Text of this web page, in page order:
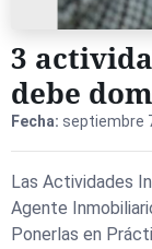
3
debe
Fecha: septiembre
Las Actividades
Agente
Ponerlas en